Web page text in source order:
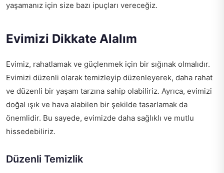
yaşamanız için size bazı ipuçları vereceğiz.
Evimizi Dikkate Alalım
Evimiz, rahatlamak ve güçlenmek için bir sığınak olmalıdır.
Evimizi düzenli olarak temizleyip düzenleyerek, daha rahat
ve düzenli bir yaşam tarzına sahip olabiliriz. Ayrıca, evimizi
doğal ışık ve hava alabilen bir şekilde tasarlamak da
önemlidir. Bu sayede, evimizde daha sağlıklı ve mutlu
hissedebiliriz.
Düzenli Temizlik